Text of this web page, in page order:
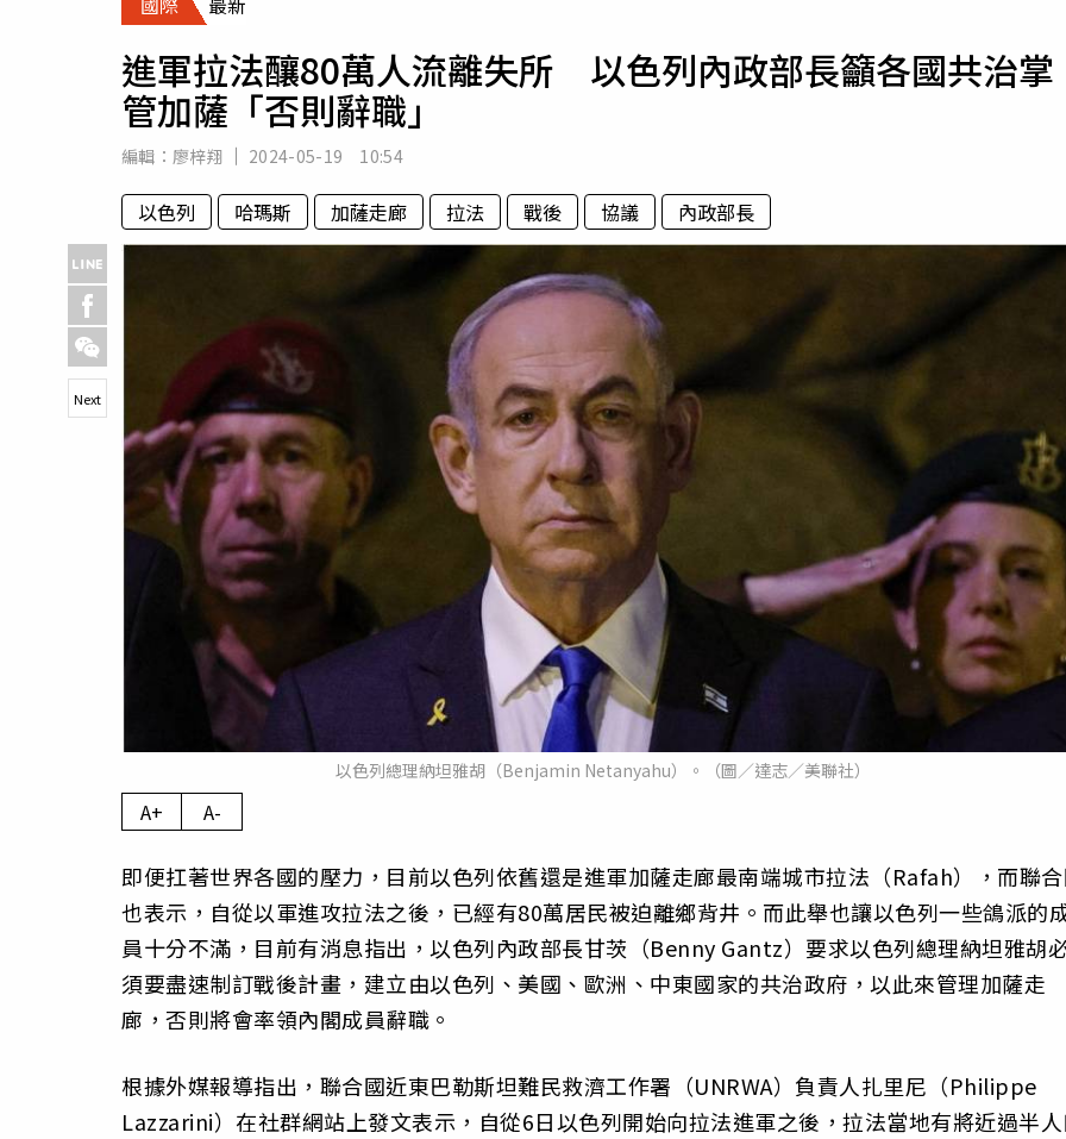
專欄
房產新勢力
運勢
進軍拉法釀80萬人流離失所 以色列內政部長籲各國共治掌
管加薩「否則辭職」
編輯： 廖梓翔 2024-05-19 10:54
以色列 哈瑪斯 加薩走廊 拉法 戰後 協議 內政部長
以色列總理納坦雅胡（Benjamin Netanyahu）。（圖／達志／美聯社）
Next
A+ A-
即便扛著世界各國的壓力，目前以色列依舊還是進軍加薩走廊最南端城市拉法（Rafah），而聯
也表示，自從以軍進攻拉法之後，已經有80萬居民被迫離鄉背井。而此舉也讓以色列一些鴿派的
員十分不滿，目前有消息指出，以色列內政部長甘茨（Benny Gantz）要求以色列總理納坦雅胡
須要盡速制訂戰後計畫，建立由以色列、美國、歐洲、中東國家的共治政府，以此來管理加薩走
廊，否則將會率領內閣成員辭職。
根據外媒報導指出，聯合國近東巴勒斯坦難民救濟工作署（UNRWA）負責人扎里尼（Philippe
Lazzarini）在社群網站上發文表示，自從6日以色列開始向拉法進軍之後，拉法當地有將近過半